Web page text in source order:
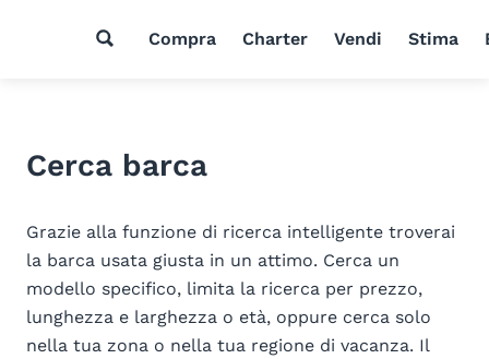
Compra Charter Vendi Stima
Cerca barca
Grazie alla funzione di ricerca intelligente troverai
la barca usata giusta in un attimo. Cerca un
modello specifico, limita la ricerca per prezzo,
lunghezza e larghezza o età, oppure cerca solo
nella tua zona o nella tua regione di vacanza. Il